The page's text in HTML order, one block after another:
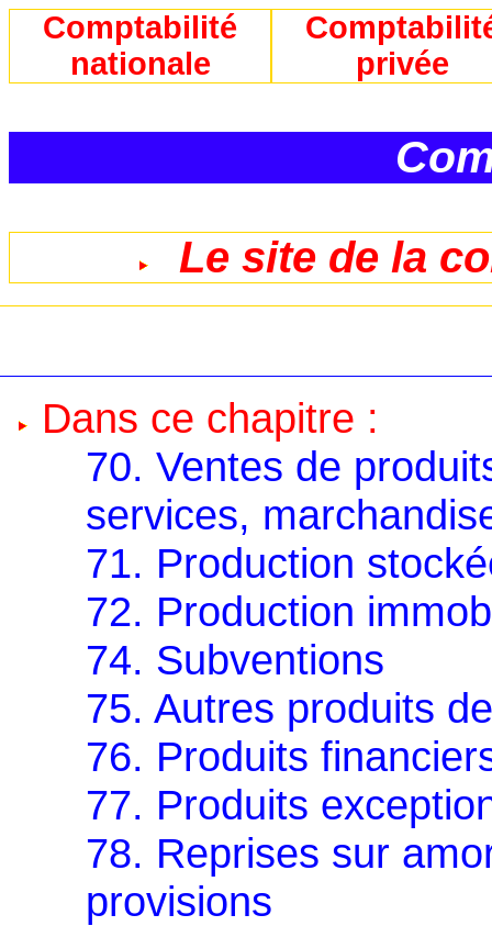
Comptabilité
nationale
privée
Le site de la
Dans ce chapitre :
70. Ventes de
services,
71. Production
72. Production
74. Subventions
75. Autres produits
76. Produits
77. Produits
78. Reprises sur
provisions